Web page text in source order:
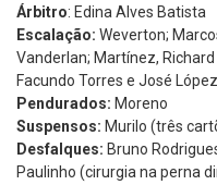
Árbitro: Edina Alves Batista
Escalação: Weverton;
Vanderlan; Martínez,
Facundo Torres e José López
Pendurados: Moreno
Suspensos: Murilo (três
Desfalques: Bruno
Paulinho (cirurgia na perna